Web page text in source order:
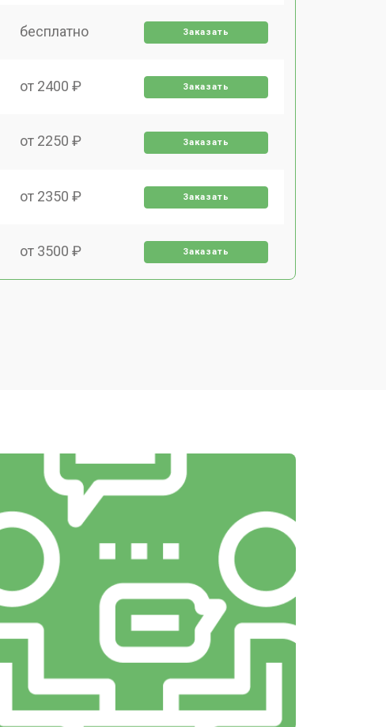
бесплатно Заказать
от 2400 ₽ Заказать
от 2250 ₽ Заказать
от 2350 ₽ Заказать
от 3500 ₽ Заказать